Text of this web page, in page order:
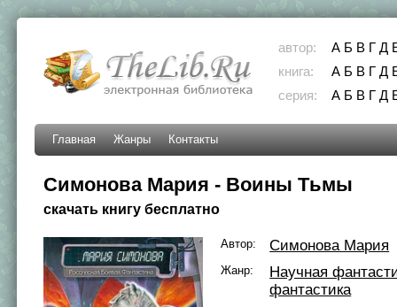
автор: А Б В Г Д
книга:
А Б В Г Д
серия:
А Б В Г Д
Главная Жанры Контакты
Симонова Мария - Воины Тьмы
скачать книгу бесплатно
Автор: Симонова Мария
Жанр:
Научная
фантастика